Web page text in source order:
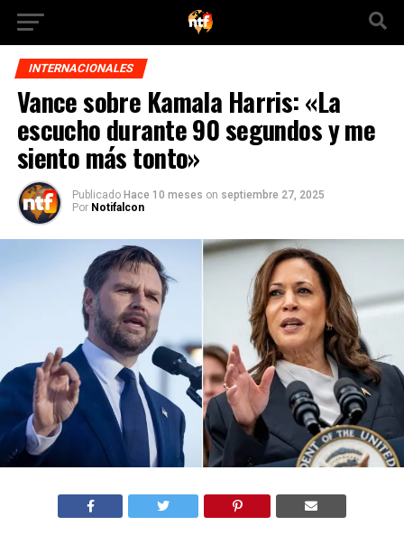
INTERNACIONALES
Vance sobre Kamala Harris: «La
escucho durante 90 segundos y me
siento más tonto»
Publicado Hace 10 meses on septiembre 27, 2025
Por Notifalcon